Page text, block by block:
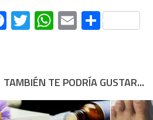
Facebook
Twitter
WhatsApp
Email
TAMBIÉN TE PODRÍA GUSTAR...